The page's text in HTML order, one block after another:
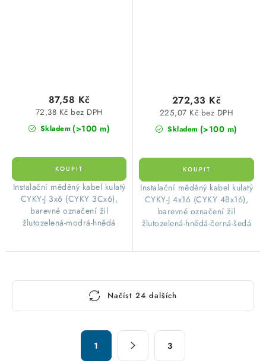
Skladem (>100 m)
72,38 Kč bez DPH
87,58 Kč
​Instalační měděný kabel kulatý
CYKY-J 3x6 (CYKY 3Cx6),
barevné označení žil
žlutozelená-modrá-hnědá
Skladem (>100 m)
225,07 Kč bez DPH
272,33 Kč
​Instalační měděný kabel kulatý
CYKY-J 4x16 (CYKY 4Bx16),
barevné označení žil
žlutozelená-hnědá-černá-šedá
O
Načíst 24 dalších
1 3